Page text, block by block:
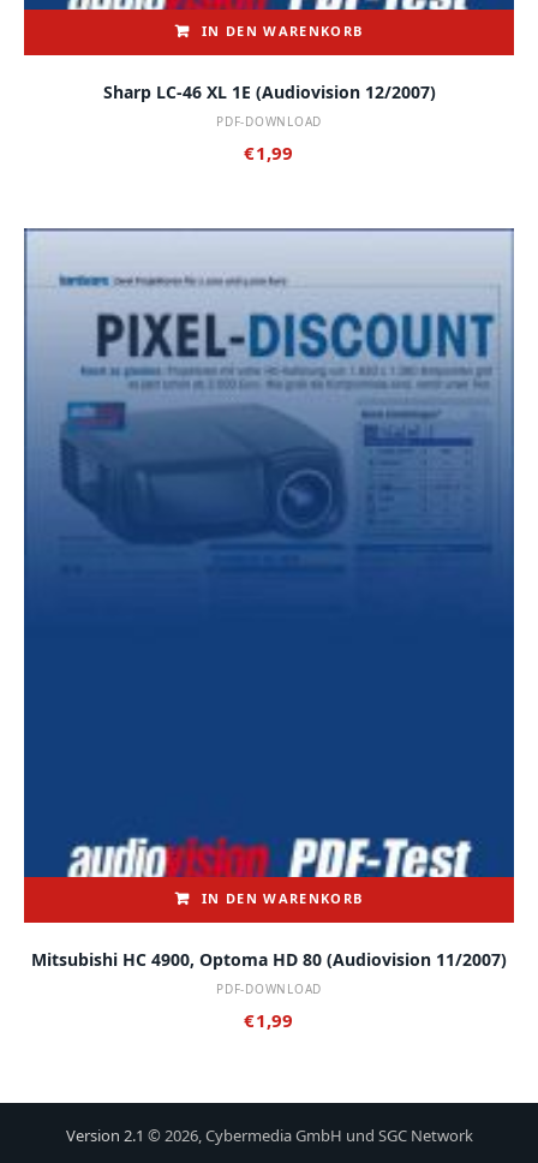
IN DEN WARENKORB
Sharp LC-46 XL 1E (audiovision 12/2007)
PDF-DOWNLOAD
€1,99
IN DEN WARENKORB
Mitsubishi HC 4900, Optoma HD 80 (audiovision 11/2007)
PDF-DOWNLOAD
€1,99
Version 2.1 © 2026, Cybermedia GmbH und SGC Network